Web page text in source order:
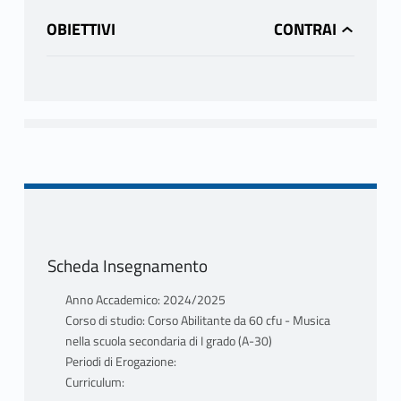
OBIETTIVI
Scheda Insegnamento
Anno Accademico: 2024/2025
Corso di studio: Corso Abilitante da 60 cfu - Musica
nella scuola secondaria di I grado (A-30)
Periodi di Erogazione:
Curriculum: